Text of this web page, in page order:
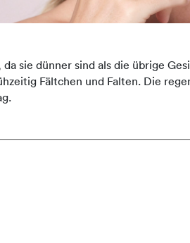
sie dünner sind als die übrige
Fältchen und Falten. Die